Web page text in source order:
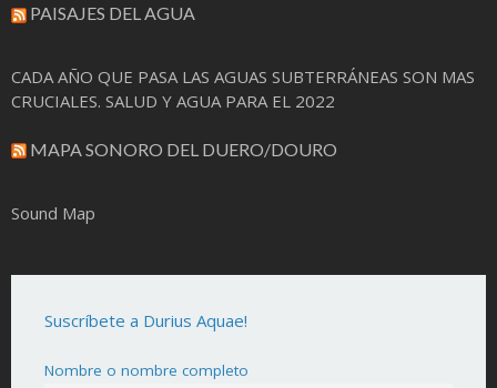
PAISAJES DEL AGUA
CADA AÑO QUE PASA LAS AGUAS SUBTERRÁNEAS SON MAS
CRUCIALES. SALUD Y AGUA PARA EL 2022
MAPA SONORO DEL DUERO/DOURO
Sound Map
Suscríbete a Durius Aquae!
Nombre o nombre completo